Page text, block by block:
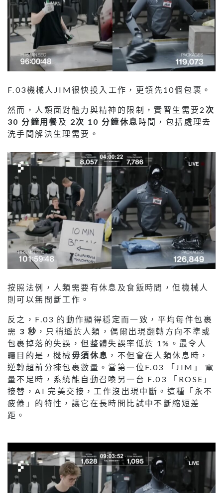
F.03機械人JIM很快投入工作，更領先10個包裹。
然而，人類面對體力與精神的限制，實習生需要2 次
30 分鐘用餐及 2次 10 分鐘休息 時間，包括處理去
洗手間解決生理需要。
按照法例，人類需要有休息及食飯時間，但機械人
則可以無間斷工作。
反之，F.03 的動作顯得穩定而一致，平均每件包裹
需 3 秒 ，只稍遜於人類，偶爾出現翻轉方向不準或
包裹掉落的失誤，但整體失誤率低於 1%。最令人
矚目的是，機械毋須休息 ，不但會在人類休息時，
逆轉超前分揀包裹數量。當第一位F.03 「JIM」 電
量不足時，系統能自動召喚另一台 F.03 「ROSE」
接替，AI 完美交接，工作沒出現中斷。這種「永不
疲倦」的特性，讓它在長時間比試中不斷縮短差
距。